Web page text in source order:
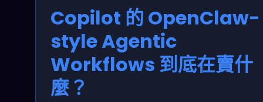
Copilot 的 OpenClaw-
style Agentic
Workflows 到底在賣什
麼？